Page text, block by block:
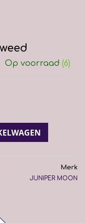
Op voorraad (6)
Merk
JUNIPER MOON